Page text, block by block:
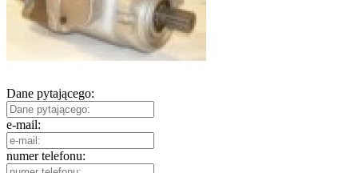
Dane pytającego:
e-mail:
numer telefonu: